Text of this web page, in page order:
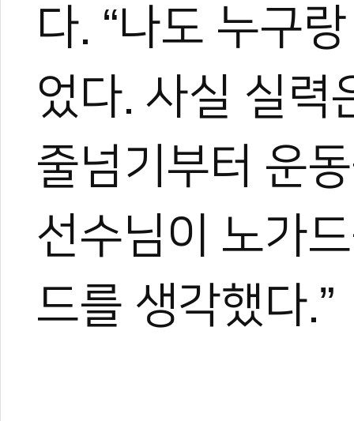
다. “나도 누구
었다. 사실 실력
줄넘기부터 운
선수님이 노가
드를 생각했다.”
관련 뉴스
이가 부러져도
로드FC 2024
‘UFC 4연승’ 사
제자 양성에 나
태권 파이터 홍